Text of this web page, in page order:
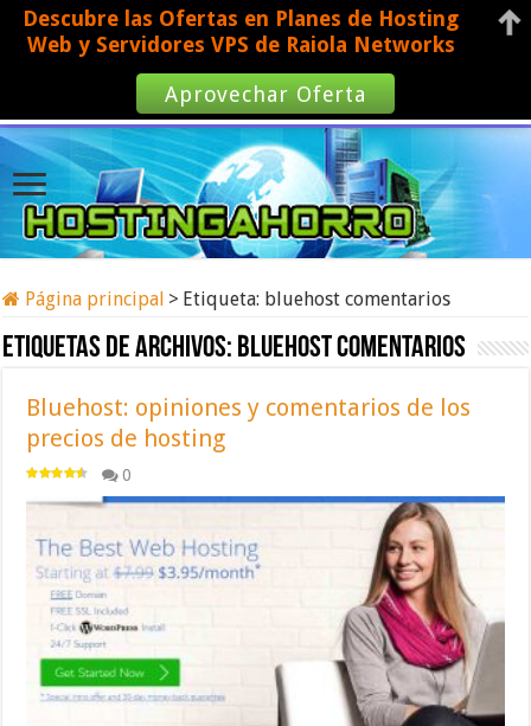
Página principal > Etiqueta: bluehost comentarios
Etiquetas de archivos: bluehost comentarios
Bluehost: opiniones y comentarios de los
precios de hosting
0
Descubre las Ofertas en Planes de Hosting
Web y Servidores VPS de Raiola Networks
Aprovechar Oferta